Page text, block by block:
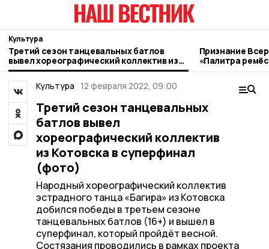
Культура
Третий сезон танцевальных батлов
вывел хореографический коллектив из
Котовска в суперфинал (фото)
Признание
«Палитра
котовские
Культура 12 февраля 2022, 09:00
Третий сезон танцевальных
батлов вывел
хореографический коллектив
из Котовска в суперфинал
(фото)
Народный хореографический коллектив
эстрадного танца «Багира» из Котовска
добился победы в третьем сезоне
танцевальных батлов (16+) и вышел в
суперфинал, который пройдёт весной.
Состязания проводились в рамках проекта